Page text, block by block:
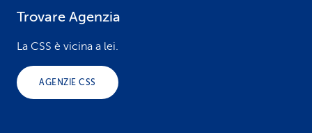
Trovare Agenzia
La CSS è vicina a lei.
AGENZIE CSS